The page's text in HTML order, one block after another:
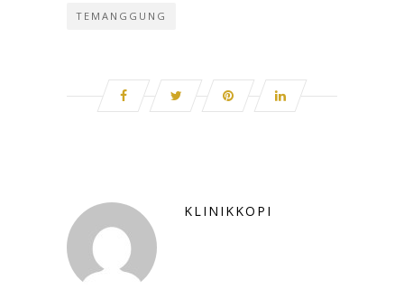
TEMANGGUNG
KLINIKKOPI